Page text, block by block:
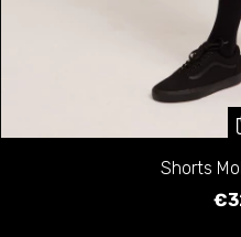
Shorts